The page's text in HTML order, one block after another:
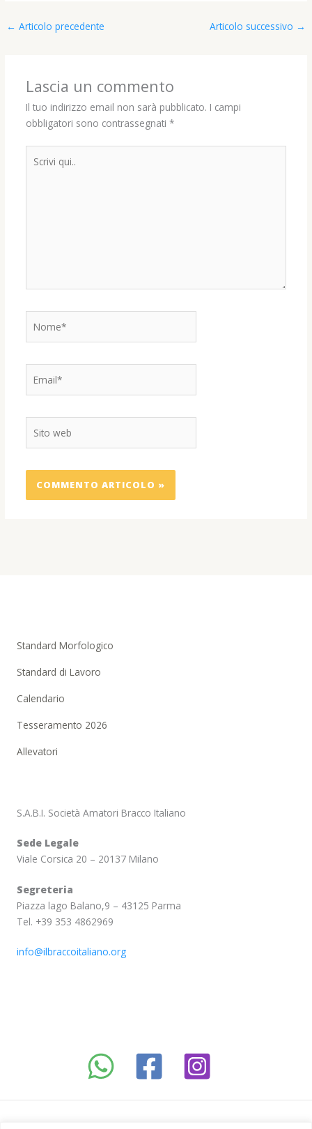
← Articolo precedente Articolo successivo →
Lascia un commento
Il tuo indirizzo email non sarà pubblicato. I campi
obbligatori sono contrassegnati *
qui..
web
Standard Morfologico
Standard di Lavoro
Calendario
Tesseramento 2026
Allevatori
S.A.B.I. Società Amatori Bracco Italiano
Sede Legale
Viale Corsica 20 – 20137 Milano
Segreteria
Piazza lago Balano,9 – 43125 Parma
Tel. +39 353 4862969
info@ilbraccoitaliano.org